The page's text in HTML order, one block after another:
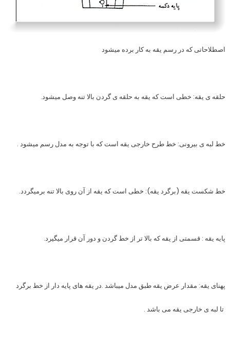
اصطلاحاتی که در رسم یقه به کار برده میشود
حلقه ی یقه: خطی است که یقه به حلقه ی گردن بالا تنه وصل میشود.
خط لبه ی بیرونی: خط طرح خارجی یقه است که با توجه به مدل رسم میشود .
خط شکست یقه (برگرد یقه): خطی است که یقه از آن روی بالا تنه برمیگردد.
پایه یقه : قسمتی از یقه که بالا تر از خط گردن و دور آن قرار میگیرد.
پهنای یقه: مقدار عرض یقه طبق مدل میباشد .در یقه های پایه دار از خط برگرد
تا لبه ی خارجی یقه می باشد .